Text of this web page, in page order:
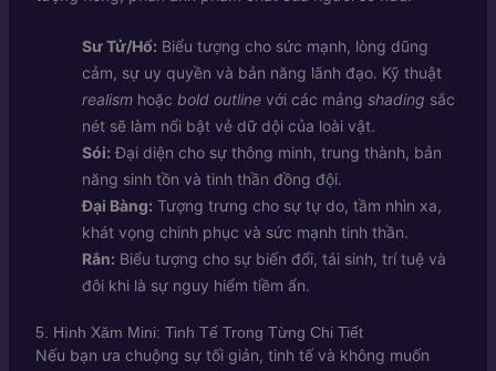
Sư Tử/Hổ: Biểu tượng cho sức mạnh, lòng dũng
cảm, sự uy quyền và bản năng lãnh đạo. Kỹ thuật
realismhoặc bold outlinevới các mảng shading sắc
nét sẽ làm nổi bật vẻ dữ dội của loài vật.
Sói: Đại diện cho sự thông minh, trung thành, bản
năng sinh tồn và tinh thần đồng đội.
Đại Bàng: Tượng trưng cho sự tự do, tầm nhìn xa,
khát vọng chinh phục và sức mạnh tinh thần.
Rắn: Biểu tượng cho sự biến đổi, tái sinh, trí tuệ và
đôi khi là sự nguy hiểm tiềm ẩn.
5. Hình Xăm Mini: Tinh Tế Trong Từng Chi Tiết
Nếu bạn ưa chuộng sự tối giản, tinh tế và không muốn